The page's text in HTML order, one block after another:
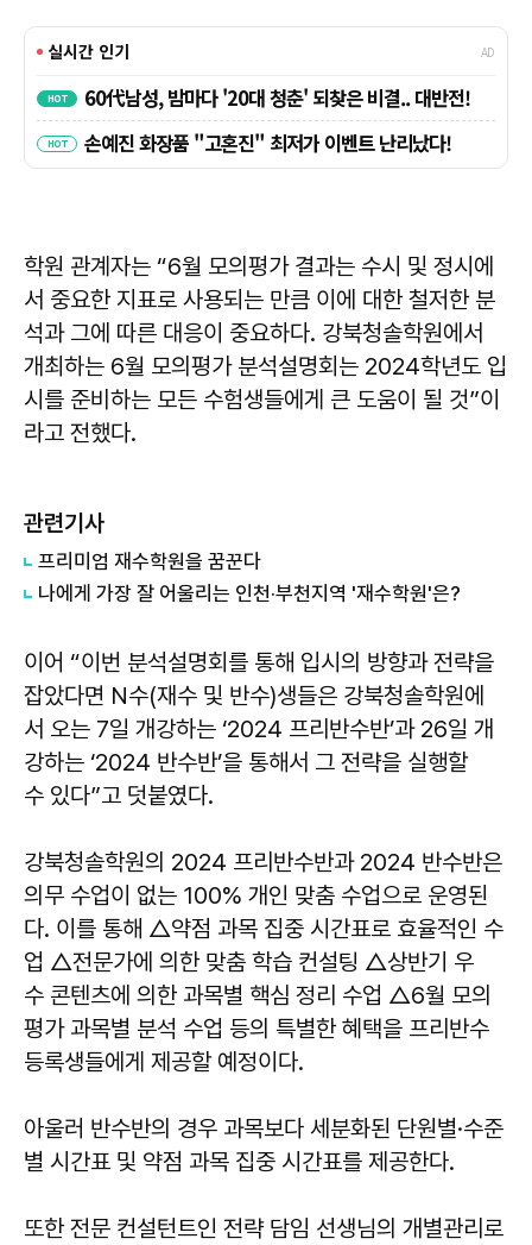
학원 관계자는 “6월 모의평가 결과는 수시 및 정시에
서 중요한 지표로 사용되는 만큼 이에 대한 철저한 분
석과 그에 따른 대응이 중요하다. 강북청솔학원에서
개최하는 6월 모의평가 분석설명회는 2024학년도 입
시를 준비하는 모든 수험생들에게 큰 도움이 될 것”이
라고 전했다.
관련기사
프리미엄 재수학원을 꿈꾼다
나에게 가장 잘 어울리는 인천·부천지역 '재수학원'은?
이어 “이번 분석설명회를 통해 입시의 방향과 전략을
잡았다면 N수(재수 및 반수)생들은 강북청솔학원에
서 오는 7일 개강하는 ‘2024 프리반수반’과 26일 개
강하는 ‘2024 반수반’을 통해서 그 전략을 실행할
수 있다”고 덧붙였다.
강북청솔학원의 2024 프리반수반과 2024 반수반은
의무 수업이 없는 100% 개인 맞춤 수업으로 운영된
다. 이를 통해 △약점 과목 집중 시간표로 효율적인 수
업 △전문가에 의한 맞춤 학습 컨설팅 △상반기 우
수 콘텐츠에 의한 과목별 핵심 정리 수업 △6월 모의
평가 과목별 분석 수업 등의 특별한 혜택을 프리반수
등록생들에게 제공할 예정이다.
아울러 반수반의 경우 과목보다 세분화된 단원별·수준
별 시간표 및 약점 과목 집중 시간표를 제공한다.
또한 전문 컨설턴트인 전략 담임 선생님의 개별관리로